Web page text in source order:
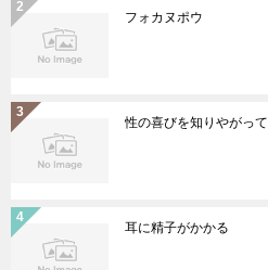
フォカヌポウ
性の喜びを知りやがって
耳に精子がかかる